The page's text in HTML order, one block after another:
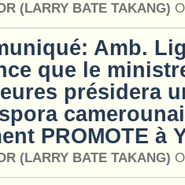
(LARRY BATE TAKANG)
Amb.
que le
présidera
PROMOTE à
(LARRY BATE TAKANG)